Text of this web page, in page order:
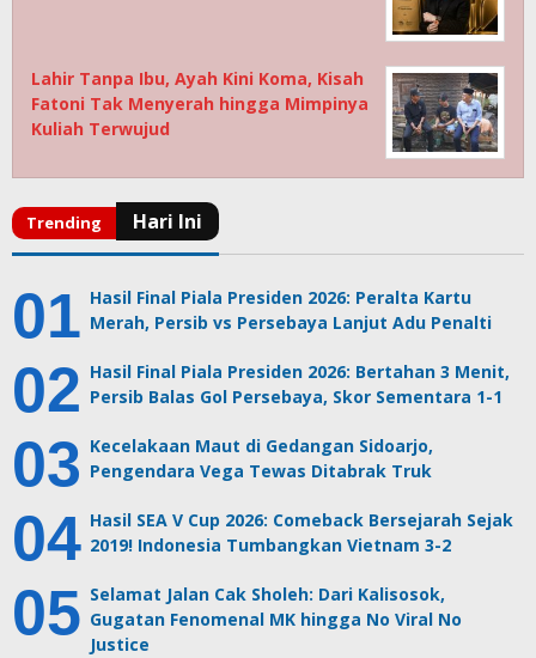
Lahir Tanpa Ibu, Ayah Kini Koma, Kisah
Fatoni Tak Menyerah hingga Mimpinya
Kuliah Terwujud
Hasil Final Piala Presiden 2026: Peralta Kartu
Merah, Persib vs Persebaya Lanjut Adu Penalti
Hasil Final Piala Presiden 2026: Bertahan 3 Menit,
Persib Balas Gol Persebaya, Skor Sementara 1-1
Kecelakaan Maut di Gedangan Sidoarjo,
Pengendara Vega Tewas Ditabrak Truk
Hasil SEA V Cup 2026: Comeback Bersejarah Sejak
2019! Indonesia Tumbangkan Vietnam 3-2
Selamat Jalan Cak Sholeh: Dari Kalisosok,
Gugatan Fenomenal MK hingga No Viral No
Justice